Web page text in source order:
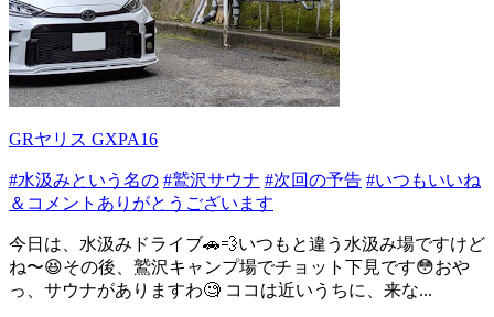
GRヤリス GXPA16
#水汲みという名の #鷲沢サウナ #次回の予告 #いつもいいね
＆コメントありがとうございます
今日は、水汲みドライブ🚗💨いつもと違う水汲み場ですけど
ね〜😆その後、鷲沢キャンプ場でチョット下見です😳おや
っ、サウナがありますわ🧐 ココは近いうちに、来な...